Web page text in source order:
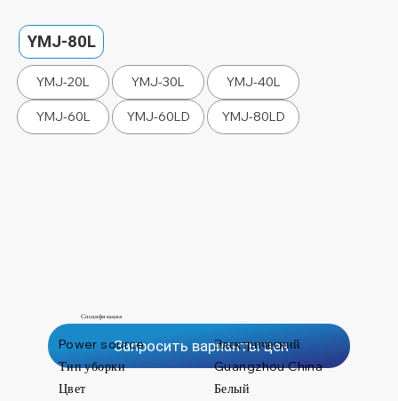
YMJ-80L
YMJ-20L YMJ-30L YMJ-40L
YMJ-60L YMJ-60LD YMJ-80LD
Запросить варианты цен
Power source
Электрический
Тип уборки
Цвет Белый
Guangzhou China
Спецификация